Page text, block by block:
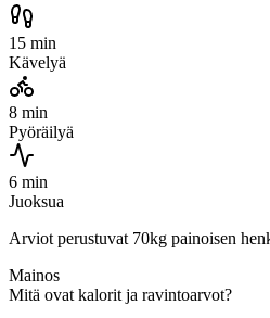
15 min
Kävelyä
8 min
Pyöräilyä
6 min
Juoksua
Arviot perustuvat 70kg painoisen
Mainos
Mitä ovat kalorit ja ravintoarvot?